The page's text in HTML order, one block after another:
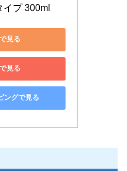
プ 300ml
見る
見る
ングで見る